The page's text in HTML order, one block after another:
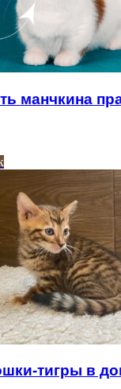
манчкина
тигры в